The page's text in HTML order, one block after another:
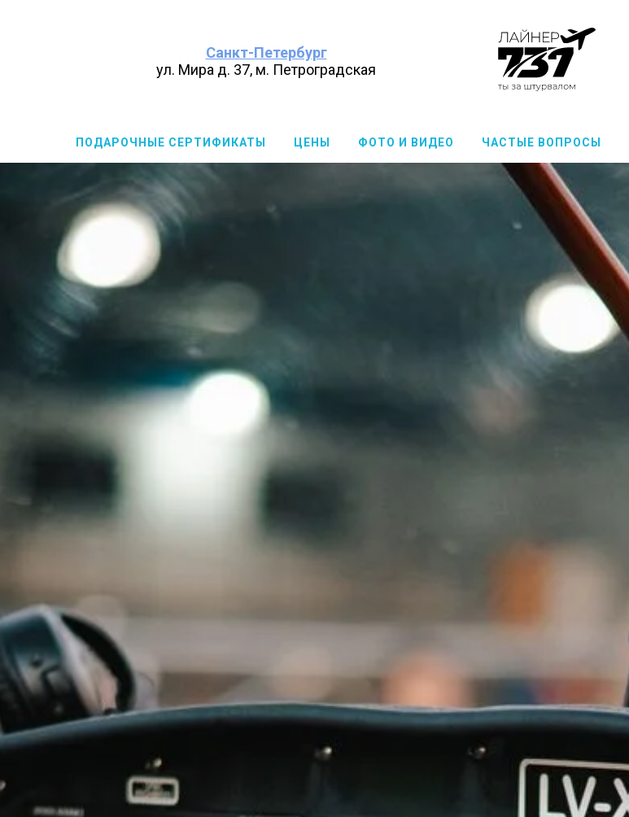
Санкт-Петербург
ул. Мира д. 37, м. Петроградская
ПОДАРОЧНЫЕ СЕРТИФИКАТЫ ЦЕНЫ ФОТО И ВИДЕО ЧАСТЫЕ ВОПРОСЫ